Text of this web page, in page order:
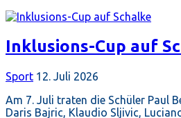
Inklusions-Cup auf
Sport 12. Juli 2026
Am 7. Juli traten die Schüler Paul
Daris Bajric, Klaudio Sljivic,